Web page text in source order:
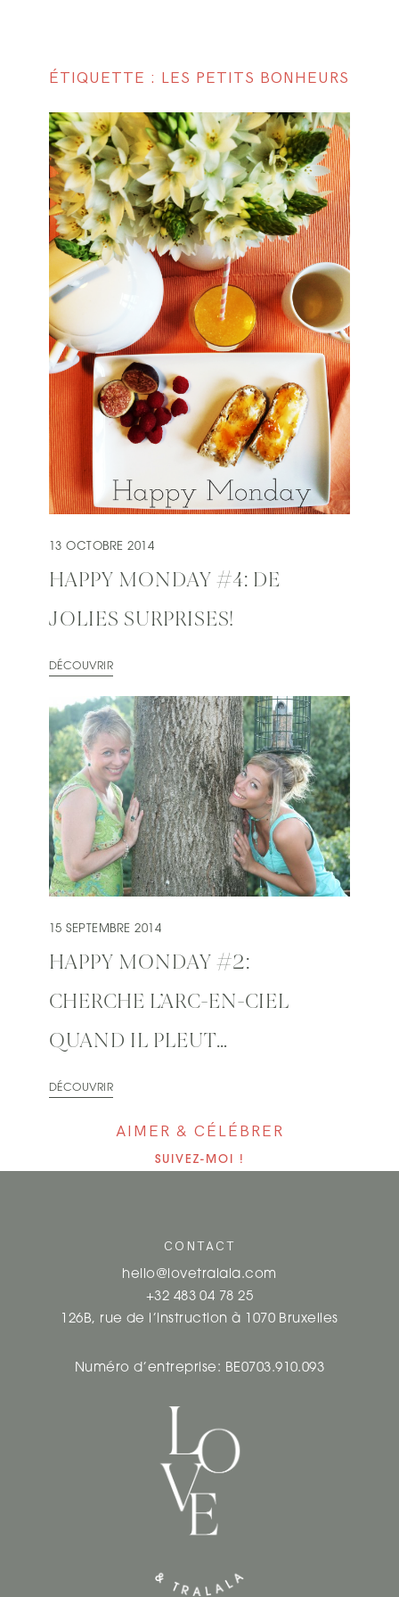
ÉTIQUETTE : LES PETITS BONHEURS
13 OCTOBRE 2014
HAPPY MONDAY #4: DE
JOLIES SURPRISES!
DÉCOUVRIR
15 SEPTEMBRE 2014
HAPPY MONDAY #2:
CHERCHE L’ARC-EN-CIEL
QUAND IL PLEUT…
DÉCOUVRIR
AIMER & CÉLÉBRER
SUIVEZ-MOI !
CONTACT
hello@lovetralala.com
+32 483 04 78 25
126B, rue de l’instruction à 1070 Bruxelles
Numéro d’entreprise: BE0703.910.093